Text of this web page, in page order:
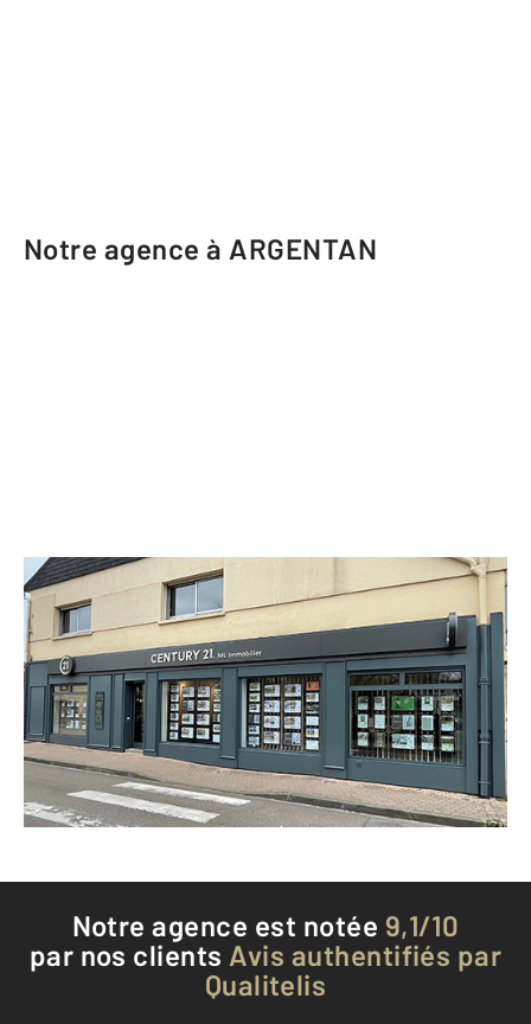
Notre agence à ARGENTAN
CENTURY 21 ML Immobilier
16 rue du Point du Jour
ARGENTAN - 61200
Envoyer un message
Téléphoner à l'agence
Notre agence est notée 9,1/10
par nos clients Avis authentifiés par
Qualitelis